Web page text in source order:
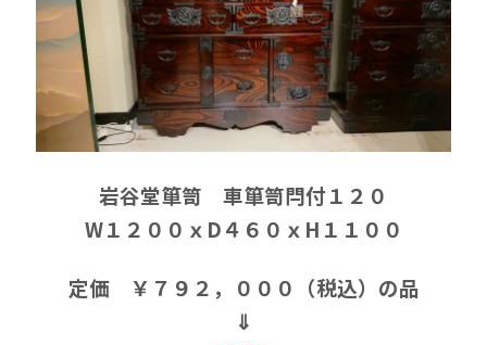
岩谷堂箪笥 車箪笥閂付１２０
W１２００ｘD４６０ｘH１１００
定価 ￥７９２，０００（税込）の品
⇓